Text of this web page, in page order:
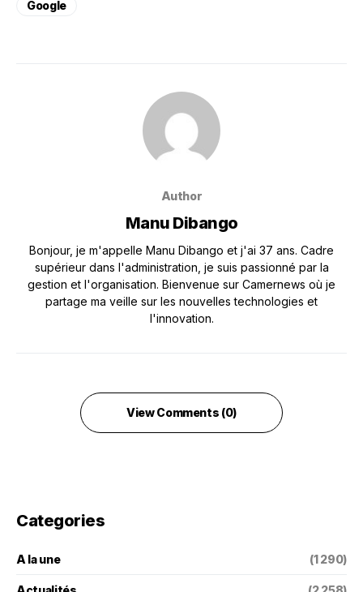
Google
Author
Manu Dibango
Bonjour, je m'appelle Manu Dibango et j'ai 37 ans. Cadre
supérieur dans l'administration, je suis passionné par la
gestion et l'organisation. Bienvenue sur Camernews où je
partage ma veille sur les nouvelles technologies et
l'innovation.
View Comments (0)
Categories
A la une (1 290)